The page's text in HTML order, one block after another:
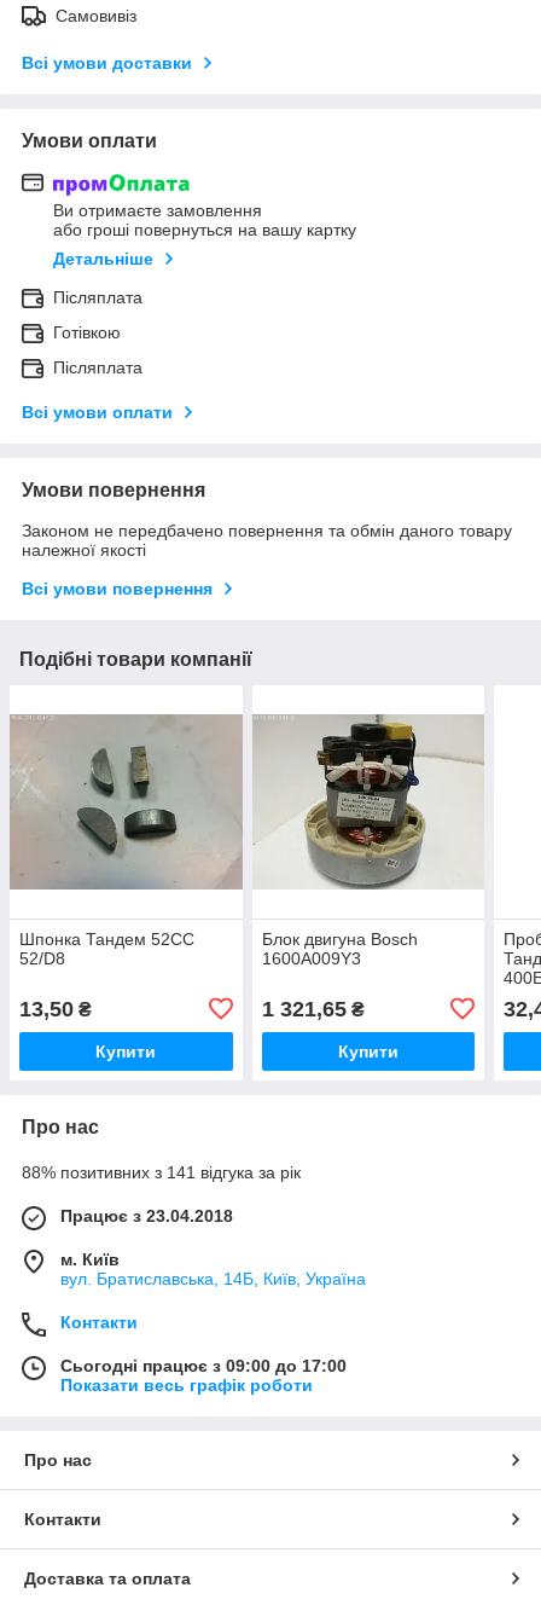
Самовивіз
Всі умови доставки
Умови оплати
Ви отримаєте замовлення
або гроші повернуться на вашу картку
Детальніше
Післяплата
Готівкою
Післяплата
Всі умови оплати
Умови повернення
Законом не передбачено повернення та обмін даного товару
належної якості
Всі умови повернення
Подібні товари компанії
Шпонка Тандем 52CC
52/D8
13,50 ₴
Купити
Блок двигуна Bosch
1600A009Y3
1 321,65₴
Купити
Про нас
88% позитивних з 141 відгука за рік
Працює з 23.04.2018
м. Київ
вул. Братиславська, 14Б, Київ, Україна
Контакти
Сьогодні працює з 09:00 до 17:00
Показати весь графік роботи
Про нас
Контакти
Доставка та оплата